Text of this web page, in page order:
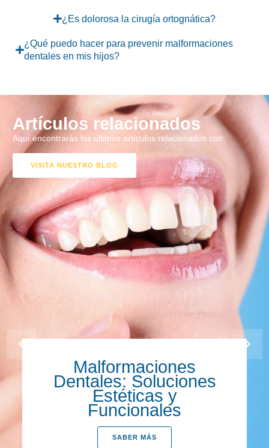
¿Es dolorosa la cirugía ortognática?
¿Qué puedo hacer para prevenir malformaciones
dentales en mis hijos?
Artículos relacionados
Aquí encontrarás los últimos artículos relacionados con:
VISITA NUESTRO BLOG
Malformaciones
Dentales: Soluciones
Estéticas y
Funcionales
SABER MÁS